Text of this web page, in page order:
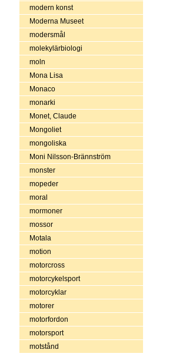
modern konst
Moderna Museet
modersmål
molekylärbiologi
moln
Mona Lisa
Monaco
monarki
Monet, Claude
Mongoliet
mongoliska
Moni Nilsson-Brännström
monster
mopeder
moral
mormoner
mossor
Motala
motion
motorcross
motorcykelsport
motorcyklar
motorer
motorfordon
motorsport
motstånd